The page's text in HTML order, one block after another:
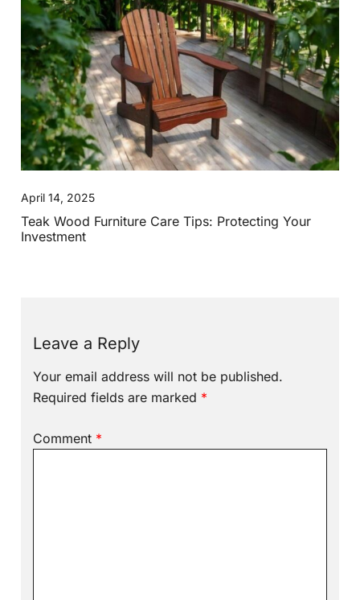
April 14, 2025
Teak Wood Furniture Care Tips: Protecting Your
Investment
Leave a Reply
Your email address will not be published.
Required fields are marked *
Comment *